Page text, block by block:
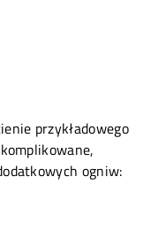
przykładowego
ogniw: